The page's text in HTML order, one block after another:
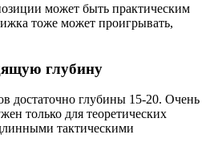
может быть практическим
тоже может проигрывать,
глубину
достаточно глубины 15-20. Очень
только для теоретических
тактическими